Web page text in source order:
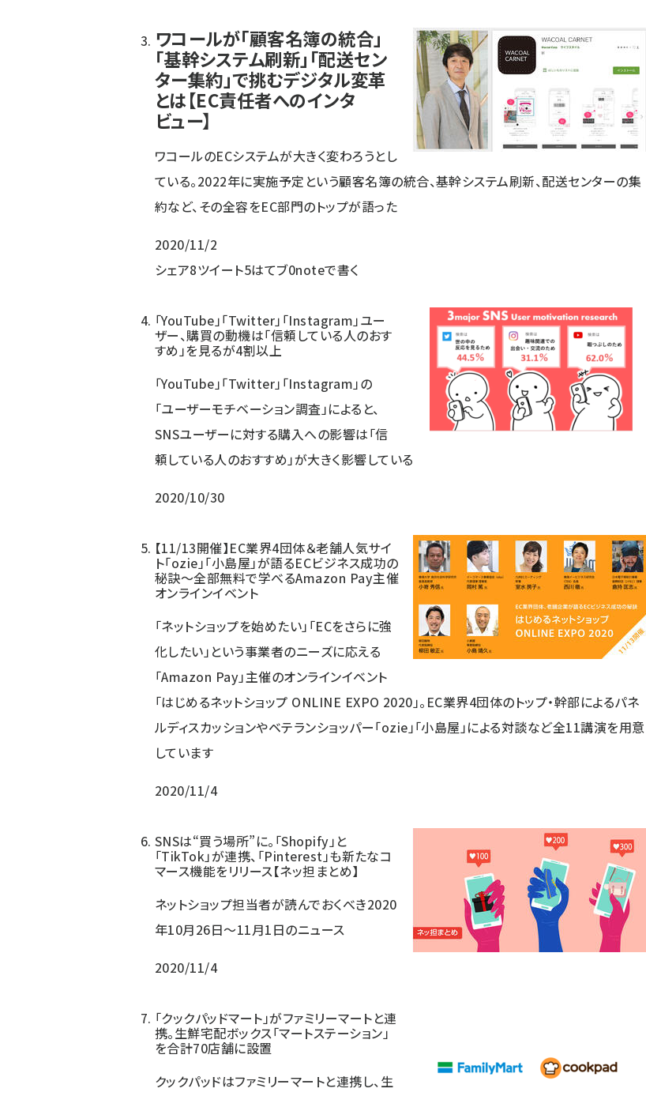
ワコールが「顧客名簿の統合」
「基幹システム刷新」「配送セン
ター集約」で挑むデジタル変革
とは【EC責任者へのインタ
ビュー】
ワコールのECシステムが大きく変わろうとし
ている。2022年に実施予定という顧客名簿の統合、基幹システム刷新、配送センターの集
約など、その全容をEC部門のトップが語った
2020/11/2
シェア8ツイート5はてブ0noteで書く
「YouTube」「Twitter」「Instagram」ユー
ザー、購買の動機は「信頼している人のおす
すめ」を見るが4割以上
「YouTube」「Twitter」「Instagram」の
「ユーザーモチベーション調査」によると、
SNSユーザーに対する購入への影響は「信
頼している人のおすすめ」が大きく影響している
2020/10/30
【11/13開催】EC業界4団体＆老舗人気サイ
ト「ozie」「小島屋」が語るECビジネス成功の
秘訣～全部無料で学べるAmazon Pay主催
オンラインイベント
「ネットショップを始めたい」「ECをさらに強
化したい」という事業者のニーズに応える
「Amazon Pay」主催のオンラインイベント
「はじめるネットショップ ONLINE EXPO 2020」。EC業界4団体のトップ・幹部によるパネ
ルディスカッションやベテランショッパー「ozie」「小島屋」による対談など全11講演を用意
しています
2020/11/4
SNSは“買う場所”に。「Shopify」と
「TikTok」が連携、「Pinterest」も新たなコ
マース機能をリリース【ネッ担まとめ】
ネットショップ担当者が読んでおくべき2020
年10月26日〜11月1日のニュース
2020/11/4
「クックパッドマート」がファミリーマートと連
携。生鮮宅配ボックス「マートステーション」
を合計70店舗に設置
クックパッドはファミリーマートと連携し、生